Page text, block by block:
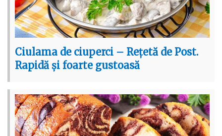
Ciulama de ciuperci – Rețetă de Post.
Rapidă și foarte gustoasă